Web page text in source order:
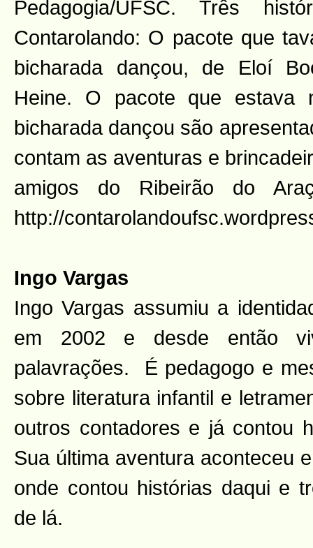
Pedagogia/UFSC. Três
Contarolando: O pacote que
bicharada dançou, de Eloí
Heine. O pacote que estava
bicharada dançou são
contam as aventuras e
amigos do Ribeirão do
http://
Ingo Vargas
Ingo Vargas assumiu a
em 2002 e desde então
palavrações. É pedagogo e
sobre literatura infantil e
outros contadores e já contou
Sua última aventura aconteceu
onde contou histórias daqui e
de lá.